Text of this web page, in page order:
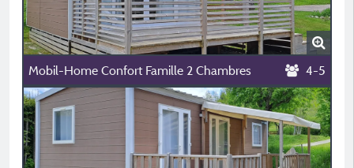
Mobil-Home Confort Famille 2 Chambres 4-5